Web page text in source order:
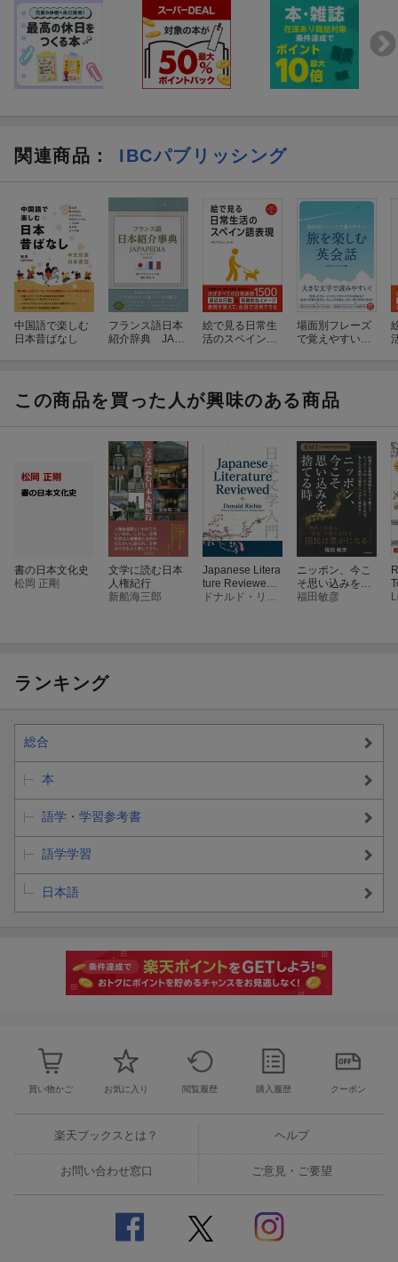
関連商品 ： IBCパブリッシング
中国語で楽しむ
日本昔ばなし
フランス語日本
紹介辞典 JAPA
絵で見る日常生
活のスペイン語
場面別フレーズ
で覚えやすい
この商品を買った人が興味のある商品
書の日本文化史
松岡 正剛
文学に読む日本
人権紀行
新船海三郎
Japanese Litera
ture Reviewed
日本文学入門
ニッポン、今こ
そ思い込みを捨
てる時
福田敏彦
ランキング
総合
本
語学・学習参考書
語学学習
日本語
買い物かご お気に入り 閲覧履歴 購入履歴 クーポン
楽天ブックスとは？ ヘルプ
お問い合わせ窓口 ご意見・ご要望